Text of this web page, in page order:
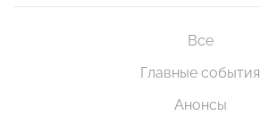
Все
Главные события
Анонсы